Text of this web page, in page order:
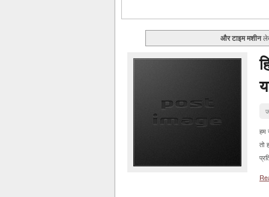
और टाइम मशीन
हम
तो